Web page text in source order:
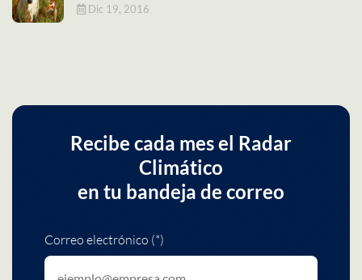
Dic 19, 2016
Recibe cada mes el Radar
Climático
en tu bandeja de correo
Correo electrónico (*)